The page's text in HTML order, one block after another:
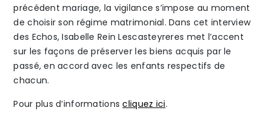
The Alliance
Honoraires
précédent mariage, la vigilance s’impose au moment
de choisir son régime matrimonial. Dans cet interview
des Echos, Isabelle Rein Lescasteyreres met l’accent
sur les façons de préserver les biens acquis par le
passé, en accord avec les enfants respectifs de
chacun.
Pour plus d’informationscliquez ici.